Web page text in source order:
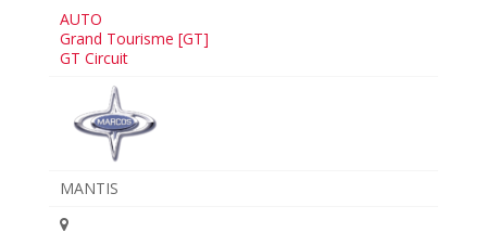
AUTO
Grand Tourisme [GT]
GT Circuit
MANTIS